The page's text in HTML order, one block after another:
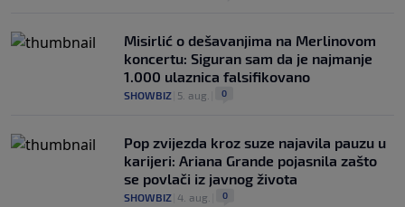
Misirlić o dešavanjima na Merlinovom
koncertu: Siguran sam da je najmanje
1.000 ulaznica falsifikovano
SHOWBIZ 5. aug. 0
Pop zvijezda kroz suze najavila pauzu u
karijeri: Ariana Grande pojasnila zašto
se povlači iz javnog života
SHOWBIZ 4. aug. 0